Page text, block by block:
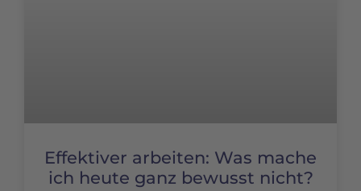
Effektiver arbeiten: Was mache
ich heute ganz bewusst nicht?